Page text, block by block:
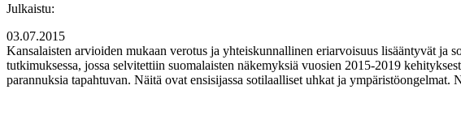
Julkaistu:
03.07.2015
Kansalaisten arvioiden mukaan verotus ja yhteiskunnallinen eriarvoisuus lisääntyvät
tutkimuksessa, jossa selvitettiin suomalaisten näkemyksiä vuosien 2015-2019
parannuksia tapahtuvan. Näitä ovat ensisijassa sotilaalliset uhkat ja ympäristöongelmat.